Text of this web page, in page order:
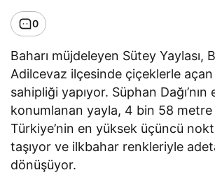
0
Baharı müjdeleyen Sütey Yaylası,
Adilcevaz ilçesinde çiçeklerle
sahipliği yapıyor. Süphan
konumlanan yayla, 4 bin 58 metre
Türkiye’nin en yüksek üçüncü
taşıyor ve ilkbahar renkleriyle
dönüşüyor.